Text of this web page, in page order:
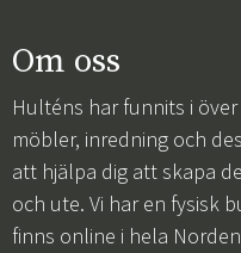
Om oss
Hulténs har funnits i
möbler, inredning och
att hjälpa dig att skapa
och ute. Vi har en fysisk
finns online i hela